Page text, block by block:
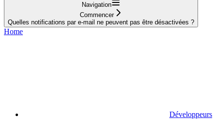
Navigation
Commencer
Quelles notifications par e-mail ne peuvent pas être désactivées ?
Home
Développeurs